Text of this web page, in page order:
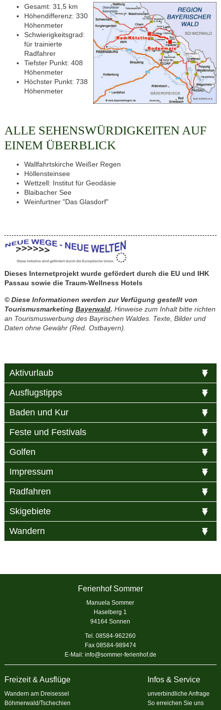
Gesamt: 31,5 km
Höhendifferenz: 330
Höhenmeter
Schwierigkeitsgrad:
für trainierte
Radfahrer
Tiefster Punkt: 408
Höhenmeter
Höchster Punkt: 738
Höhenmeter
ALLE SEHENSWÜRDIGKEITEN AUF
EINEM ÜBERBLICK
Wallfahrtskirche Weißer Regen
Höllensteinsee
Wettzell: Institut für Geodäsie
Blaibacher See
Weinfurtner "Das Glasdorf"
Dieses Internetprojekt wurde gefördert durch die EU und IHK
Passau sowie die Traum-Wellness Hotels
© Diese Informationen werden zur Verfügung gestellt von
Tourismusmarketing Bayerwald. Hinweise zum Inhalt bitte richten
an Tourismuswerbung des Bayrischen Waldes. Texte, Bilder und
Daten ohne Gewähr (Red. Ostbayern).
Aktivurlaub
Ausflugstipps
Baden und Kur
Feste und Festivals
Golfen
Impressum
Radfahren
Skigebiete
Wandern
Ferienhof Sommer
Manuela Sommer
Haselberg 1
94164 Sonnen
Tel. 08584-962260
Fax 08584-989474
E-Mail: info@sommer-ferienhof.de
Freizeit & Ausflüge
Wandern am Dreisessel
Böhmerwald/Tschechien
Infos & Service
unverbindliche Anfrage
So erreichen Sie uns